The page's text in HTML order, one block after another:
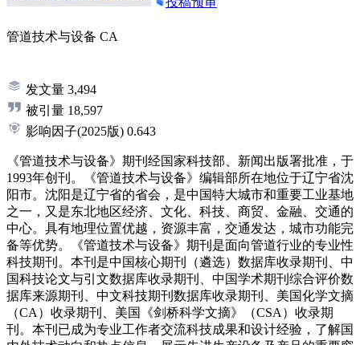
管道技术与设备 CA
发文量 3,494
被引量 18,597
影响因子(2025版) 0.643
《管道技术与设备》期刊经国家科技部、新闻出版署批准，于
1993年创刊。《管道技术与设备》编辑部所在地位于辽宁省沈
阳市。沈阳是辽宁省的省会，是中国特大城市和重要工业基地
之一，又是东北地区经济、文化、科技、商贸、金融、交通的
中心。具有地理位置优越，资源丰富，交通发达，城市功能完
备等优势。《管道技术与设备》期刊是面向管道行业的专业性
科技期刊。本刊是中国核心期刊（遴选）数据库收录期刊、中
国科技论文与引文数据库收录期刊、中国学术期刊综合评价数
据库来源期刊、中文科技期刊数据库收录期刊、美国化学文摘
（CA）收录期刊、美国《剑桥科学文摘》（CSA）收录期
刊。本刊已成为专业工作者交流科技成果和设计经验，了解国